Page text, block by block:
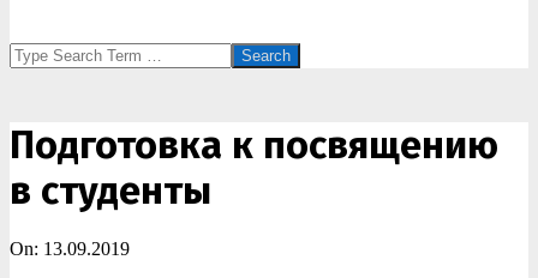
Search
Подготовка к посвящению
в студенты
On: 13.09.2019